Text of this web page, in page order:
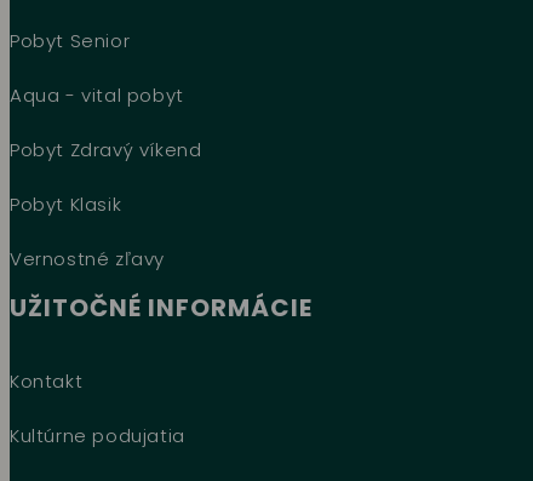
Pobyt Senior
Aqua - vital pobyt
Pobyt Zdravý víkend
Pobyt Klasik
Vernostné zľavy
UŽITOČNÉ INFORMÁCIE
Kontakt
Kultúrne podujatia